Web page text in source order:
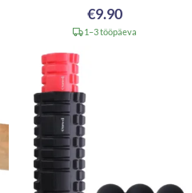
€9.90
1–3 tööpäeva